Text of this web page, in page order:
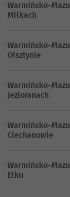
Warmińsko-
Miłkach
Warmińsko-
Olsztynie
Warmińsko-
Jezioranach
Warmińsko-
Ciechanowie
Warmińsko-
Ełku